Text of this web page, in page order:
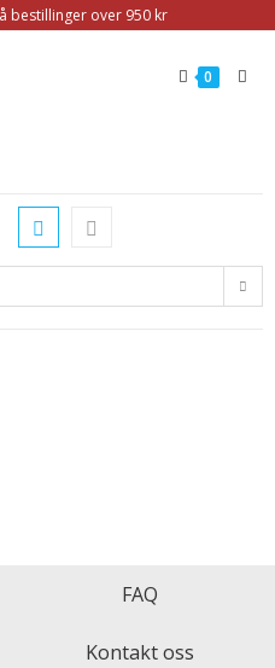
bestillinger over 950 kr
0
FAQ
Kontakt oss